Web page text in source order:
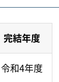
完結年度
令和4年度